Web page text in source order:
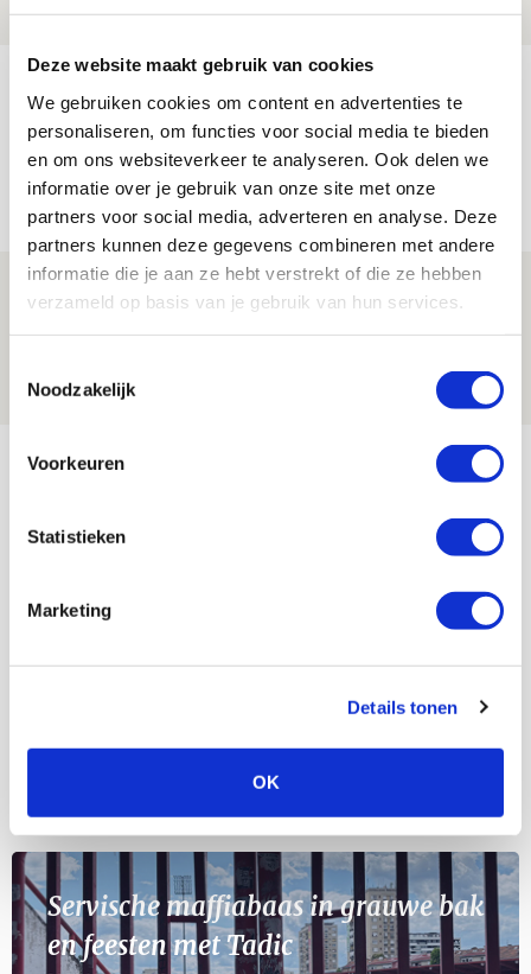
Deze website maakt gebruik van cookies
We gebruiken cookies om content en advertenties te
personaliseren, om functies voor social media te bieden
en om ons websiteverkeer te analyseren. Ook delen we
informatie over je gebruik van onze site met onze
partners voor social media, adverteren en analyse. Deze
partners kunnen deze gegevens combineren met andere
informatie die je aan ze hebt verstrekt of die ze hebben
verzameld op basis van je gebruik van hun services.
Noodzakelijk
Voorkeuren
Statistieken
Marketing
Details tonen
OK
Míchel geeft blessure-update en
spreekt over Godts, Baas en
aanwinsten
07 AUGUSTUS 2026 - 14:13
NIEUWS
Volop enthousiasme in fotoverslag van
FOTOVERSLAG
AUG
11
Servische maffiabaas in grauwe bak
en feesten met Tadic